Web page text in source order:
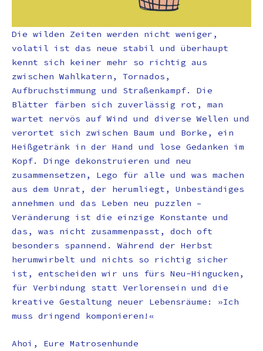
Die wilden Zeiten werden nicht weniger,
volatil ist das neue stabil und überhaupt
kennt sich keiner mehr so richtig aus
zwischen Wahlkatern, Tornados,
Aufbruchstimmung und Straßenkampf. Die
Blätter färben sich zuverlässig rot, man
wartet nervös auf Wind und diverse Wellen und
verortet sich zwischen Baum und Borke, ein
Heißgetränk in der Hand und lose Gedanken im
Kopf. Dinge dekonstruieren und neu
zusammensetzen, Lego für alle und was machen
aus dem Unrat, der herumliegt, Unbeständiges
annehmen und das Leben neu puzzlen –
Veränderung ist die einzige Konstante und
das, was nicht zusammenpasst, doch oft
besonders spannend. Während der Herbst
herumwirbelt und nichts so richtig sicher
ist, entscheiden wir uns fürs Neu-Hingucken,
für Verbindung statt Verlorensein und die
kreative Gestaltung neuer Lebensräume: »Ich
muss dringend komponieren!«
Ahoi, Eure Matrosenhunde